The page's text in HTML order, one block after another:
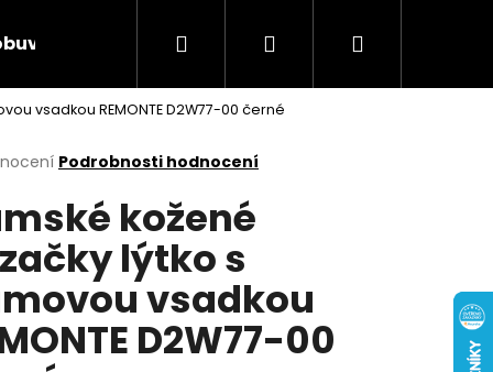
Rieker Výprodej AKCE týdne
Hledat PřihlášeníNákupní
vsadkou REMONTE D2W77-00 černé
Podrobnosti hodnocení
kožené
lýtko s
vsadkou
D2W77-00